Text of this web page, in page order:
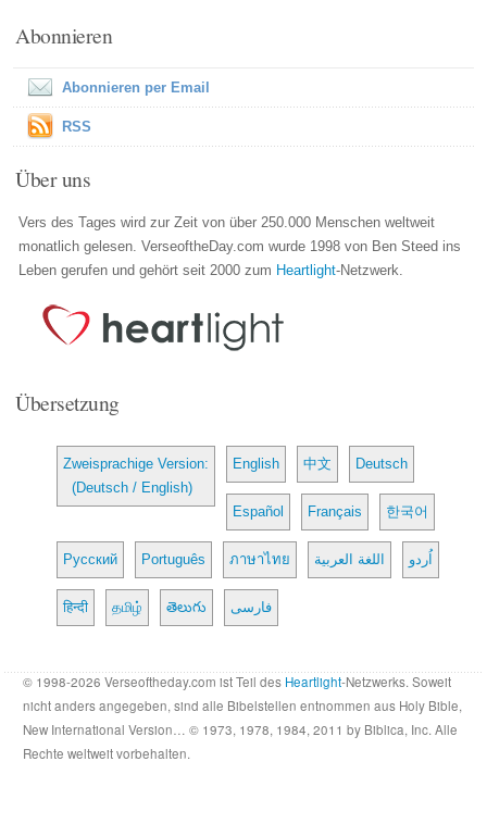
Abonnieren
Abonnieren per Email
RSS
Über uns
Vers des Tages wird zur Zeit von über 250.000 Menschen weltweit
monatlich gelesen. VerseoftheDay.com wurde 1998 von Ben Steed ins
Leben gerufen und gehört seit 2000 zum Heartlight-Netzwerk.
Übersetzung
Zweisprachige Version:
(Deutsch / English)
English 中文 Deutsch
Español Français 한국어
Русский Português ภาษาไทย اللغة العربية اُردو
हिन्दी தமிழ் తెలుగు فارسی
© 1998-2026 Verseoftheday.com ist Teil des Heartlight-Netzwerks. Soweit
nicht anders angegeben, sind alle Bibelstellen entnommen aus Holy Bible,
New International Version… © 1973, 1978, 1984, 2011 by Biblica, Inc. Alle
Rechte weltweit vorbehalten.